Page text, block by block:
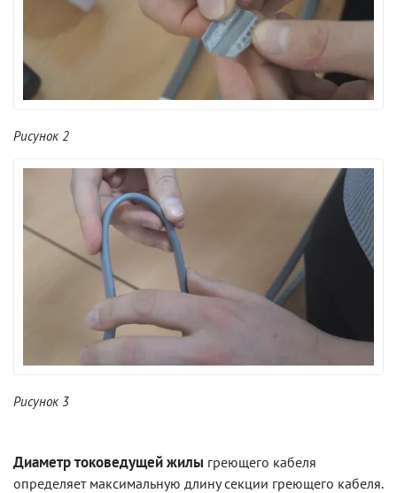
Рисунок 2
Рисунок 3
Диаметр токоведущей жилы греющего кабеля
определяет максимальную длину секции греющего кабеля.